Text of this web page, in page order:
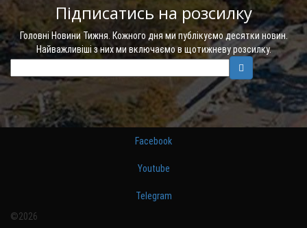
Підписатись на розсилку
Головні Новини Тижня. Кожного дня ми публікуємо десятки новин.
Найважливіші з них ми включаємо в щотижневу розсилку.
Facebook
Youtube
Telegram
©2026